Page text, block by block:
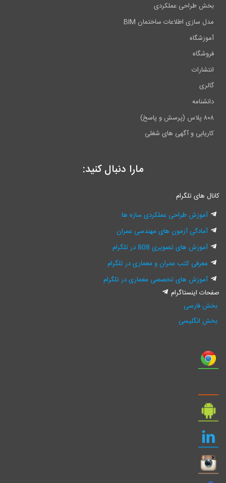
بخش طراحی عملکردی
مدل سازی اطلاعات ساختمان BIM
آموزشگاه
فروشگاه
انتشارات
گالری
دانشنامه
۸۰۸ پلاس (پرسش و پاسخ)
کاریابی و آگهی های شغلی
مارا دنبال کنید:
کانال های تلگرام
آموزش طراحی عملکردی سازه ها
آمادگی آزمون های مهندسی عمران
آموزش های تصویری 808 در تلگرام
معرفی کتب عمران و معماری در تلگرام
آموزش های تخصصی معماری در تلگرام
صفحات اینستاگرام
بخش فارسی
بخش انگلیسی